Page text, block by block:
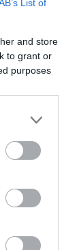
List of
and store
to grant or
purposes
2 napja
Newey biztos